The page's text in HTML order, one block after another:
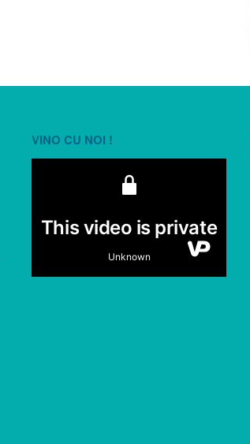
VINO CU NOI !